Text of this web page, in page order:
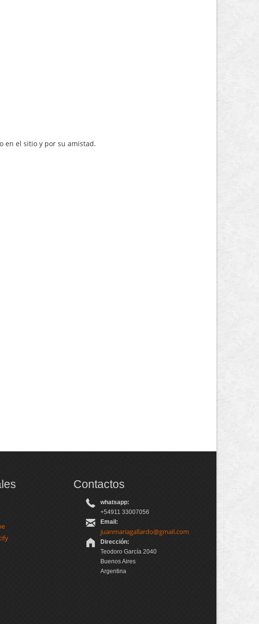
en el sitio y por su amistad.
Contactos
whatsapp:
+54911 33007056
Email:
juanmariagallardo@gmail.com
Dirección:
Teodoro García 2040
Buenos Aires
Argentina